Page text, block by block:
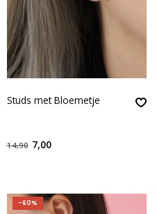
Studs met Bloemetje
14,90 7,00
-60%